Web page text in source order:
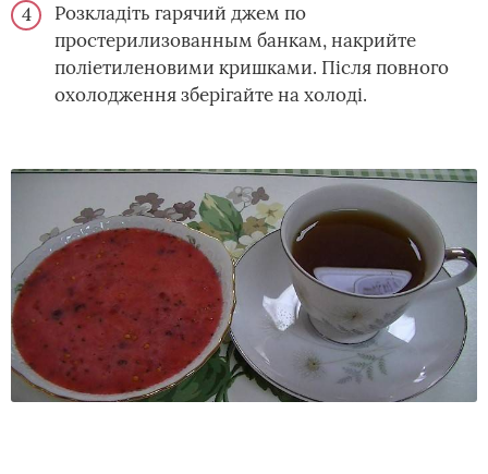
Розкладіть гарячий джем по
простерилизованным банкам, накрийте
поліетиленовими кришками. Після повного
охолодження зберігайте на холоді.